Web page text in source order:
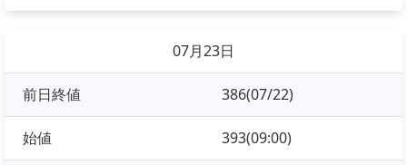
07月23日
前日終値 386(07/22)
始値 393(09:00)